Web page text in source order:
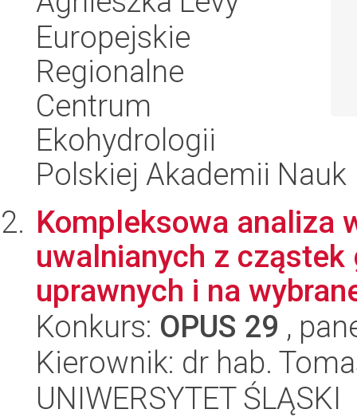
Europejskie
Regionalne
Centrum
Ekohydrologii
Polskiej Akademii Nauk
Kompleksowa analiza
uwalnianych z
uprawnych i na
Konkurs: OPUS 29 ,
Kierownik: dr hab.
UNIWERSYTET ŚLĄSKI